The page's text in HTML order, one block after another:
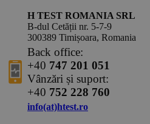
H TEST ROMANIA SRL
B-dul Cetății nr. 5-7-9
300389 Timișoara, Romania
Back office:
+40 747 201 051
Vânzări și suport:
+40 752 228 760
info(at)htest.ro